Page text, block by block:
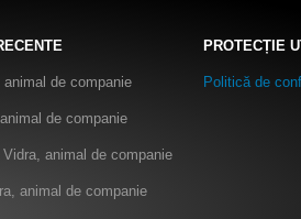
animal de companie
de companie
Vidra, animal de companie
animal de companie
PROTECȚIE
Politică de